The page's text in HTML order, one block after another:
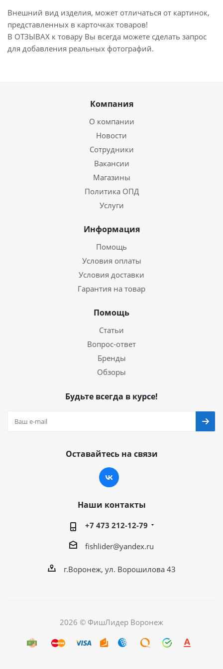
Внешний вид изделия, может отличаться от картинок,
представленных в карточках товаров!
В ОТЗЫВАХ к товару Вы всегда можете сделать запрос
для добавления реальных фотографий.
Компания
О компании
Новости
Сотрудники
Вакансии
Магазины
Политика ОПД
Услуги
Информация
Помощь
Условия оплаты
Условия доставки
Гарантия на товар
Помощь
Статьи
Вопрос-ответ
Бренды
Обзоры
Будьте всегда в курсе!
Оставайтесь на связи
Наши контакты
+7 473 212-12-79
fishlider@yandex.ru
г.Воронеж, ул. Ворошилова 43
2026 © ФишЛидер Воронеж